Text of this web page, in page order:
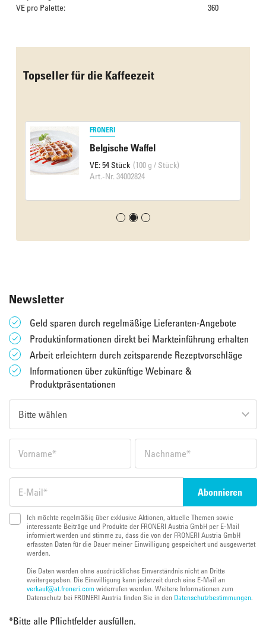
VE pro Palette:
360
Topseller für die Kaffeezeit
FRONERI
Belgische Waffel
VE: 54 Stück (100 g / Stück)
Art.-Nr. 34002824
Newsletter
Geld sparen durch regelmäßige Lieferanten-Angebote
Produktinformationen direkt bei Markteinführung erhalten
Arbeit erleichtern durch zeitsparende Rezeptvorschläge
Informationen über zukünftige Webinare &
Produktpräsentationen
Ich möchte regelmäßig über exklusive Aktionen, aktuelle Themen sowie
interessante Beiträge und Produkte der FRONERI Austria GmbH per E-Mail
informiert werden und stimme zu, dass die von der FRONERI Austria GmbH
erfassten Daten für die Dauer meiner Einwilligung gespeichert und ausgewertet
werden.
Die Daten werden ohne ausdrückliches Einverständnis nicht an Dritte
weitergegeben. Die Einwilligung kann jederzeit durch eine E-Mail an
verkauf@at.froneri.com widerrufen werden. Weitere Informationen zum
Datenschutz bei FRONERI Austria finden Sie in den Datenschutzbestimmungen.
*Bitte alle Pflichtfelder ausfüllen.